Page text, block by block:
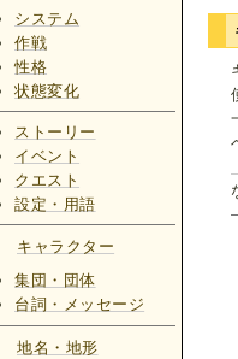
システム
作戦
性格
状態変化
ストーリー
イベント
クエスト
設定・用語
キャラクター
集団・団体
台詞・メッセージ
地名・地形